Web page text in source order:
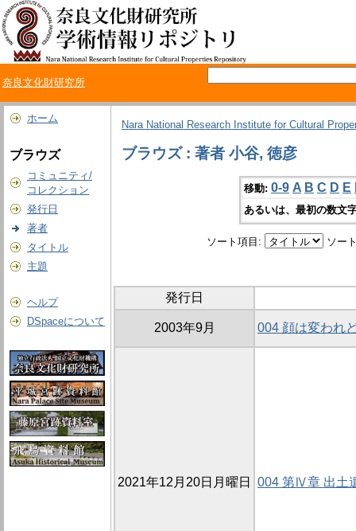
奈良文化財研究所
ホーム
ブラウズ
コミュニティ/
コレクション
発行日
著者
タイトル
主題
ヘルプ
DSpaceについて
Nara National Research Institute for Cultural
ブラウズ : 著者 小谷, 徳彦
移動: 0-9 A B C D E
あるいは、最初の数文
ソート項目: ソー
発行日
2003年9月 004 顔は変われ
2021年12月20日月曜日 004 第Ⅳ章 出土